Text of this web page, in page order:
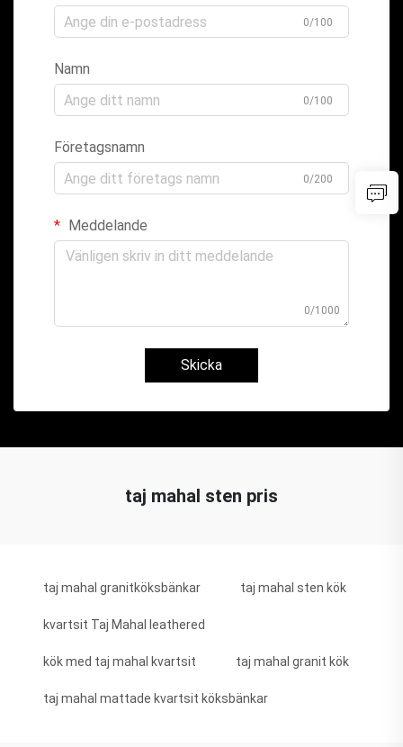
0/100
Namn
0/100
Företagsnamn
0/200
Meddelande
0/1000
Skicka
taj mahal sten pris
taj mahal granitköksbänkar taj mahal sten kök
kvartsit Taj Mahal leathered
kök med taj mahal kvartsit taj mahal granit kök
taj mahal mattade kvartsit köksbänkar